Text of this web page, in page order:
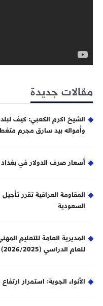
مقالات جديدة
الشيخ اكرم الكعبي: كيف
وأمواله بيد سارق مجرم
أسعار صرف الدولار في
المقاومة العراقية تقرر
السعودية
المديرية العامة للتعليم
للعام الدراسي (2026/2025) الدور الثاني للفروع المهنية كافة.
الأنواء الجوية: استمرار